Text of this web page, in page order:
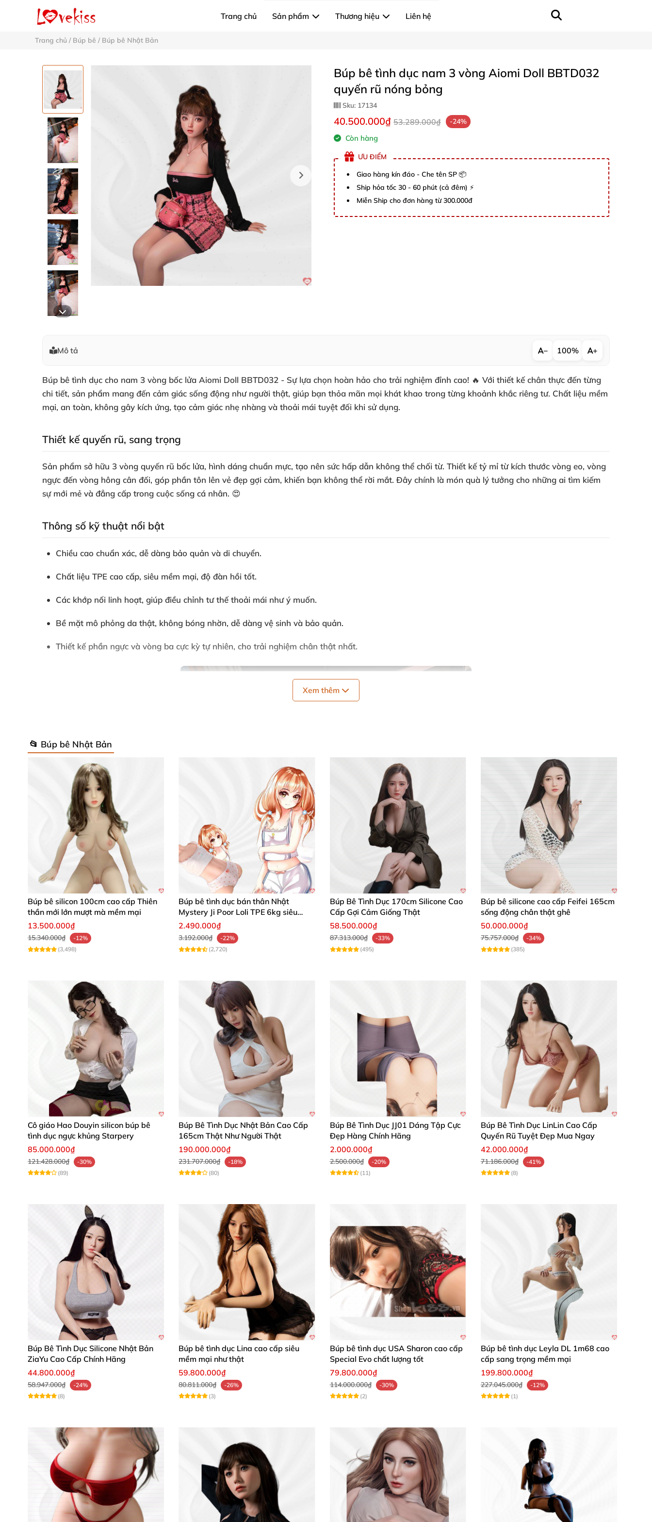
Trang chủ Sản phẩm Thương hiệu Liên hệ
Trang chủ / Búp bê / Búp bê Nhật Bản
Búp bê tình dục nam 3 vòng Aiomi Doll BBTD032
quyến rũ nóng bỏng
Sku: 17134
40.500.000₫ 53.289.000₫ -24%
Còn hàng
ƯU ĐIỂM
Giao hàng kín đáo - Che tên SP 📦
Ship hỏa tốc 30 - 60 phút (cả đêm) ⚡
Miễn Ship cho đơn hàng từ 300.000đ
Mô tả − 100% +
Búp bê tình dục cho nam 3 vòng bốc lửa Aiomi Doll BBTD032 - Sự lựa chọn hoàn hảo cho trải nghiệm đỉnh cao! 🔥 Với thiết kế chân thực đến từng
chi tiết, sản phẩm mang đến cảm giác sống động như người thật, giúp bạn thỏa mãn mọi khát khao trong từng khoảnh khắc riêng tư. Chất liệu mềm
mại, an toàn, không gây kích ứng, tạo cảm giác nhẹ nhàng và thoải mái tuyệt đối khi sử dụng.
Thiết kế quyến rũ, sang trọng
Sản phẩm sở hữu 3 vòng quyến rũ bốc lửa, hình dáng chuẩn mực, tạo nên sức hấp dẫn không thể chối từ. Thiết kế tỷ mỉ từ kích thước vòng eo, vòng
ngực đến vòng hông cân đối, góp phần tôn lên vẻ đẹp gợi cảm, khiến bạn không thể rời mắt. Đây chính là món quà lý tưởng cho những ai tìm kiếm
sự mới mẻ và đẳng cấp trong cuộc sống cá nhân. 😍
Thông số kỹ thuật nổi bật
Chiều cao chuẩn xác, dễ dàng bảo quản và di chuyển.
Chất liệu TPE cao cấp, siêu mềm mại, độ đàn hồi tốt.
Các khớp nối linh hoạt, giúp điều chỉnh tư thế thoải mái như ý muốn.
Bề mặt mô phỏng da thật, không bóng nhờn, dễ dàng vệ sinh và bảo quản.
Thiết kế phần ngực và vòng ba cực kỳ tự nhiên, cho trải nghiệm chân thật nhất.
Búp bê tình dục nam 3 vòng Aiomi Doll BBTD032 quyến rũ nóng bỏng
Búp bê tình dục nam 3 vòng Aiomi Doll BBTD032 quyến rũ nóng bỏng
Búp bê tình dục nam 3 vòng Aiomi Doll BBTD032 quyến rũ nóng bỏng
Lý do nên chọn Aiomi Doll BBTD032
🌟 Đem lại cảm giác như thật giúp giải tỏa căng thẳng hiệu quả.
🌟 Dễ dàng điều chỉnh các tư thế phù hợp với sở thích cá nhân.
🌟 Thiết kế nhỏ gọn, tiện lợi, thích hợp dùng tại nhà hoặc mang theo khi đi công tác.
"Mình rất hài lòng với sản phẩm, chất liệu mềm mịn, cho cảm giác rất thật và thoải mái. Giao hàng nhanh, đóng gói kỹ càng." – Nguyễn Minh
Tâm
"Búp bê thiết kế đẹp, vừa tầm, dễ dàng vệ sinh. Sản phẩm giúp mình giải tỏa stress sau những ngày làm việc mệt mỏi." – Lê Hoàng Anh
"Aiomi Doll thực sự làm mình bất ngờ về độ chân thực và linh hoạt của khớp nối. Rất đáng để sở hữu!" – Trương Gia Bảo
Xem thêm
📂 Búp bê Nhật Bản
Búp bê silicon 100cm cao cấp Thiên
thần mới lớn mượt mà mềm mại
13.500.000₫
15.340.000₫
-12%
(3,498)
Búp bê tình dục bán thân Nhật
Mystery Ji Poor Loli TPE 6kg siêu
mềm mại
2.490.000₫
3.192.000₫
-22%
(2,720)
Búp Bê Tình Dục 170cm Silicone Cao
Cấp Gợi Cảm Giống Thật
58.500.000₫
87.313.000₫
-33%
(495)
Búp bê silicone cao cấp Feifei 165cm
sống động chân thật ghê
50.000.000₫
75.757.000₫
-34%
(385)
Cô giáo Hao Douyin silicon búp bê
tình dục ngực khủng Starpery
85.000.000₫
121.428.000₫
-30%
(89)
Búp Bê Tình Dục Nhật Bản Cao Cấp
165cm Thật Như Người Thật
190.000.000₫
231.707.000₫
-18%
(80)
Búp Bê Tình Dục JJ01 Dáng Tập Cực
Đẹp Hàng Chính Hãng
2.000.000₫
2.500.000₫
-20%
(11)
Búp Bê Tình Dục LinLin Cao Cấp
Quyến Rũ Tuyệt Đẹp Mua Ngay
42.000.000₫
71.186.000₫
-41%
(8)
Búp Bê Tình Dục Silicone Nhật Bản
ZiaYu Cao Cấp Chính Hãng
44.800.000₫
58.947.000₫
-24%
(8)
Búp bê tình dục Lina cao cấp siêu
mềm mại như thật
59.800.000₫
80.811.000₫
-26%
(3)
Búp bê tình dục USA Sharon cao cấp
Special Evo chất lượng tốt
79.800.000₫
114.000.000₫
-30%
(2)
Búp bê tình dục Leyla DL 1m68 cao
cấp sang trọng mềm mại
199.800.000₫
227.045.000₫
-12%
(1)